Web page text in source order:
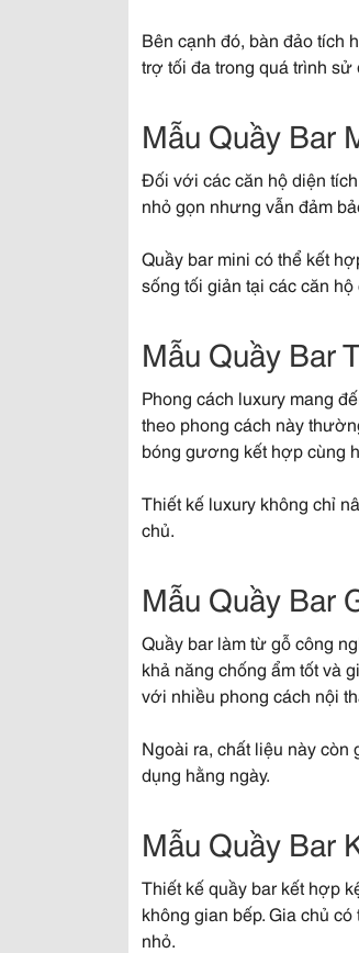
Bên cạnh đó, bàn đảo tích
trợ tối đa trong quá trình sử
Mẫu Quầy Bar
Đối với các căn hộ diện
nhỏ gọn nhưng vẫn đảm
Quầy bar mini có thể kết
sống tối giản tại các căn
Mẫu Quầy Bar
Phong cách luxury mang
theo phong cách này
bóng gương kết hợp cùng
Thiết kế luxury không chỉ
chủ.
Mẫu Quầy Bar
Quầy bar làm từ gỗ công
khả năng chống ẩm tốt và
với nhiều phong cách nội
Ngoài ra, chất liệu này còn
dụng hằng ngày.
Mẫu Quầy Bar
Thiết kế quầy bar kết hợp
không gian bếp. Gia chủ
nhỏ.